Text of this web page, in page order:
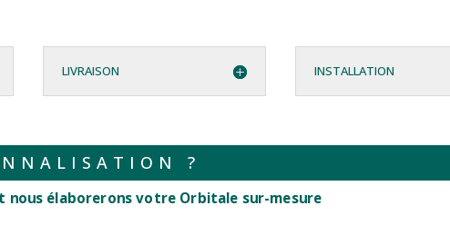
LIVRAISON INSTALLATION
?
nous élaborerons votre Orbitale sur-mesure